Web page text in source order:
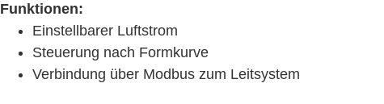
Funktionen:
Einstellbarer Luftstrom
Steuerung nach Formkurve
Verbindung über Modbus zum Leitsystem